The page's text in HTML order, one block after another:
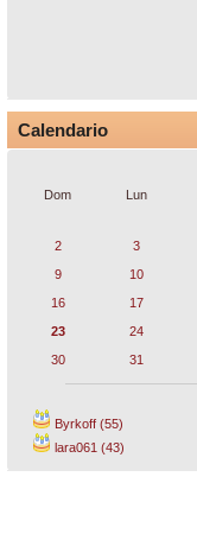
Calendario
Dom
Lun
2
3
9
10
16
17
23
24
30
31
Byrkoff (55)
lara061 (43)